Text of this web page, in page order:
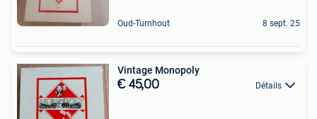
Oud-Turnhout 8 sept. 25
Vintage Monopoly
€ 45,00 Détails